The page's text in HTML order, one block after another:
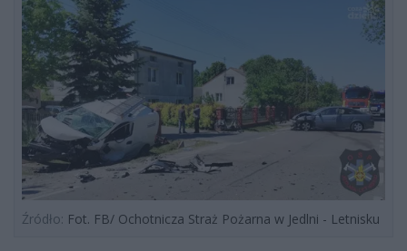
Źródło: Fot. FB/ Ochotnicza Straż Pożarna w Jedlni - Letnisku